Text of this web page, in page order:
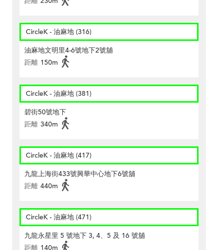
CircleK - 油麻地 (316)
油麻地文明里4-6號地下2號舖
距離 150m
CircleK - 油麻地 (381)
碧街50號地下
距離 340m
CircleK - 油麻地 (417)
九龍上海街433號興華中心地下6號舖
距離 440m
CircleK - 油麻地 (471)
九龍永星里 5 號地下 3, 4、5 及 16 號舖
距離 140m